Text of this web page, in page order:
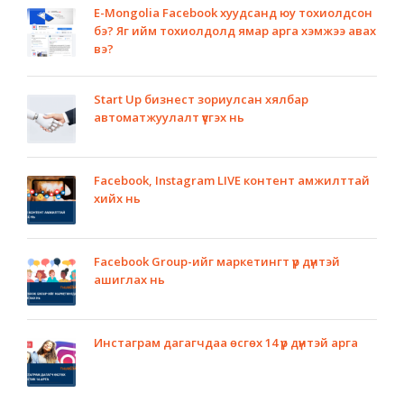
E-Mongolia Facebook хуудсанд юу тохиолдсон
бэ? Яг ийм тохиолдолд ямар арга хэмжээ авах
вэ?
Start Up бизнест зориулсан хялбар
автоматжуулалт үүсгэх нь
Facebook, Instagram LIVE контент амжилттай
хийх нь
Facebook Group-ийг маркетингт үр дүнтэй
ашиглах нь
Инстаграм дагагчдаа өсгөх 14 үр дүнтэй арга